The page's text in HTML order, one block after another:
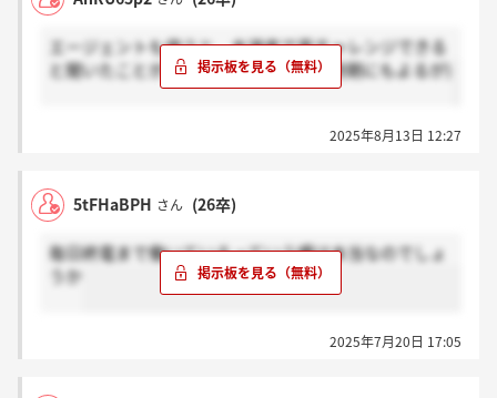
エージェントも使うと、本選考で再チャレンジできる
と聞いたことがある。(1回目に受けた時期にもよるが)
2025年8月13日 12:27
5tFHaBPH さん (26卒)
毎日終電まで働いているっていう噂は本当なのでしょ
うか
2025年7月20日 17:05